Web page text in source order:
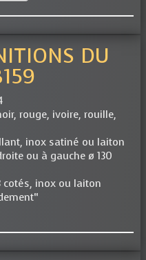
DU
rouge, ivoire, rouille,
inox satiné ou laiton
ou à gauche ø 130
cotés, inox ou laiton